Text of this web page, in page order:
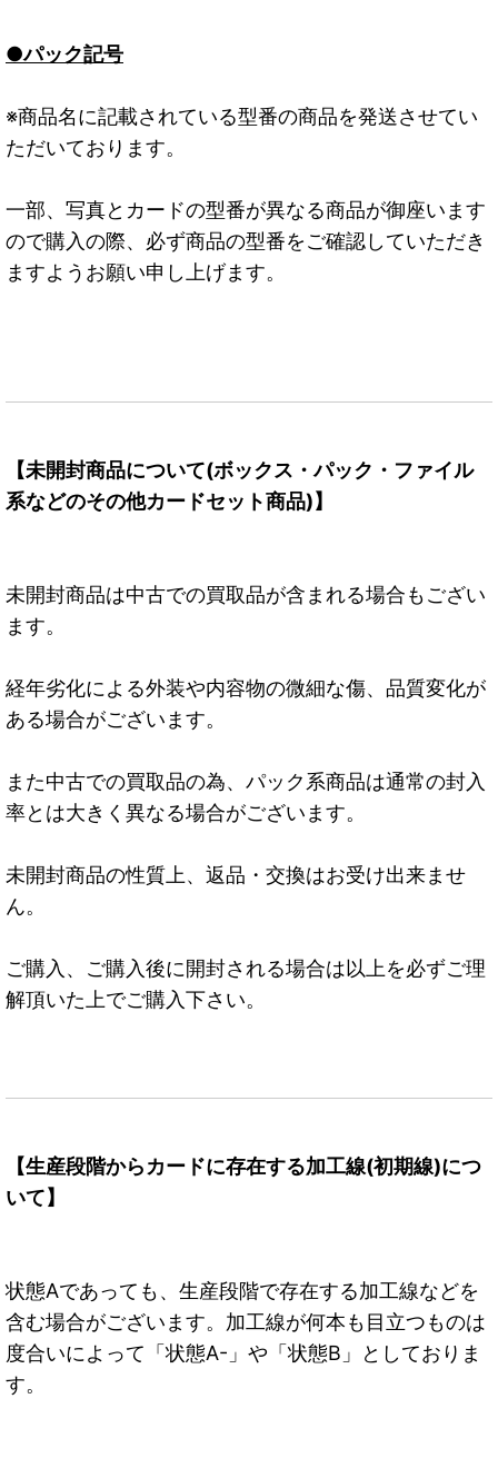
●パック記号
※商品名に記載されている型番の商品を発送させてい
ただいております。
一部、写真とカードの型番が異なる商品が御座います
ので購入の際、必ず商品の型番をご確認していただき
ますようお願い申し上げます。
【未開封商品について(ボックス・パック・ファイル
系などのその他カードセット商品)】
未開封商品は中古での買取品が含まれる場合もござい
ます。
経年劣化による外装や内容物の微細な傷、品質変化が
ある場合がございます。
また中古での買取品の為、パック系商品は通常の封入
率とは大きく異なる場合がございます。
未開封商品の性質上、返品・交換はお受け出来ませ
ん。
ご購入、ご購入後に開封される場合は以上を必ずご理
解頂いた上でご購入下さい。
【生産段階からカードに存在する加工線(初期線)につ
いて】
状態Aであっても、生産段階で存在する加工線などを
含む場合がございます。加工線が何本も目立つものは
度合いによって「状態A-」や「状態B」としておりま
す。